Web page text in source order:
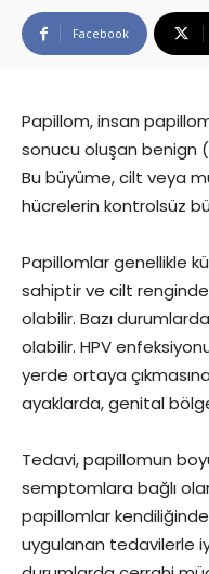
Facebook
Papillom, insan
sonucu oluşan benign
Bu büyüme, cilt veya
hücrelerin kontrolsüz
Papillomlar genellikle
sahiptir ve cilt
olabilir. Bazı
olabilir. HPV
yerde ortaya
ayaklarda, genital
Tedavi, papillomun
semptomlara bağlı
papillomlar
uygulanan tedavilerle